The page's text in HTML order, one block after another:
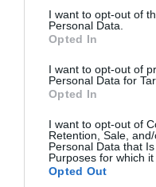
consent section.
I want to opt-out of
Personal Data.
Opted In
I want to opt-out of
Personal Data for
Opted In
I want to opt-out of
Retention, Sale,
Personal Data that
Purposes for which it
Opted Out
La Camera boccia il
5